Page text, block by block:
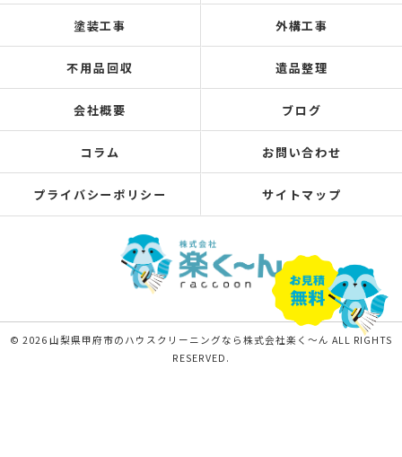
塗装工事 外構工事
不用品回収 遺品整理
会社概要 ブログ
コラム お問い合わせ
プライバシーポリシー サイトマップ
© 2026 山梨県甲府市のハウスクリーニングなら株式会社楽く～ん ALL RIGHTS
RESERVED.